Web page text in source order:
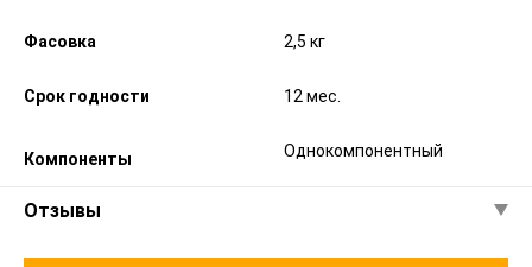
Фасовка 2,5 кг
Срок годности 12 мес.
Компоненты Однокомпонентный
Отзывы